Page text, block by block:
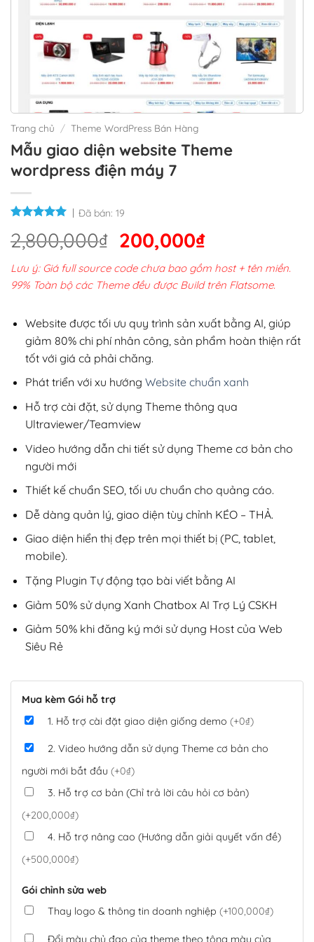
Trang chủ / Theme WordPress Bán Hàng
Mẫu giao diện website Theme
wordpress điện máy 7
Đã bán: 19
2,800,000₫ Giá
gốc
là:
2,800,000₫.
200,000₫Giá
hiện
tại
200,000₫.
Lưu ý: Giá full source code chưa bao gồm host + tên miền.
99% Toàn bộ các Theme đều được Build trên Flatsome.
Website được tối ưu quy trình sản xuất bằng AI, giúp
giảm 80% chi phí nhân công, sản phẩm hoàn thiện rất
tốt với giá cả phải chăng.
Phát triển với xu hướng Website chuẩn xanh
Hỗ trợ cài đặt, sử dụng Theme thông qua
Ultraviewer/Teamview
Video hướng dẫn chi tiết sử dụng Theme cơ bản cho
người mới
Thiết kế chuẩn SEO, tối ưu chuẩn cho quảng cáo.
Dễ dàng quản lý, giao diện tùy chỉnh KÉO – THẢ.
Giao diện hiển thị đẹp trên mọi thiết bị (PC, tablet,
mobile).
Tặng Plugin Tự động tạo bài viết bằng AI
Giảm 50% sử dụng Xanh Chatbox AI Trợ Lý CSKH
Giảm 50% khi đăng ký mới sử dụng Host của Web
Siêu Rẻ
Mua kèm Gói hỗ trợ
1. Hỗ trợ cài đặt giao diện giống demo (+0₫)
2. Video hướng dẫn sử dụng Theme cơ bản cho
người mới bắt đầu (+0₫)
3. Hỗ trợ cơ bản (Chỉ trả lời câu hỏi cơ bản)
(+200,000₫)
4. Hỗ trợ nâng cao (Hướng dẫn giải quyết vấn đề)
(+500,000₫)
Gói chỉnh sửa web
Thay logo & thông tin doanh nghiệp (+100,000₫)
Đổi màu chủ đạo của theme theo tông màu của